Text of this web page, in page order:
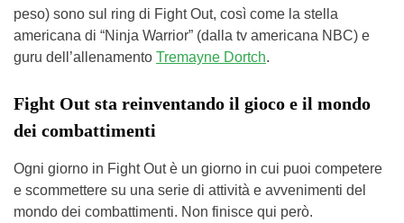
peso) sono sul ring di Fight Out, così come la stella
americana di “Ninja Warrior” (dalla tv americana NBC) e
guru dell’allenamento Tremayne Dortch.
Fight Out sta reinventando il gioco e il mondo
dei combattimenti
Ogni giorno in Fight Out è un giorno in cui puoi competere
e scommettere su una serie di attività e avvenimenti del
mondo dei combattimenti. Non finisce qui però.